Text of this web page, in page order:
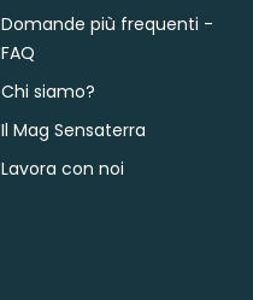
Domande più frequenti -
FAQ
Chi siamo?
Il Mag Sensaterra
Lavora con noi